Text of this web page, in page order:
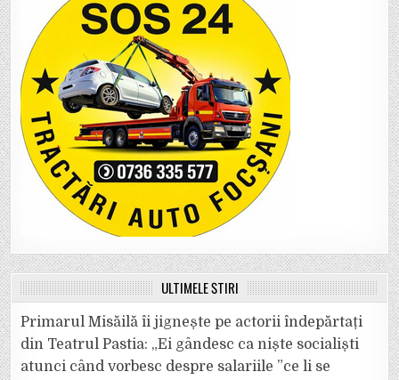
ULTIMELE ȘTIRI
Primarul Misăilă îi jignește pe actorii îndepărtați
din Teatrul Pastia: „Ei gândesc ca niște socialiști
atunci când vorbesc despre salariile ”ce li se